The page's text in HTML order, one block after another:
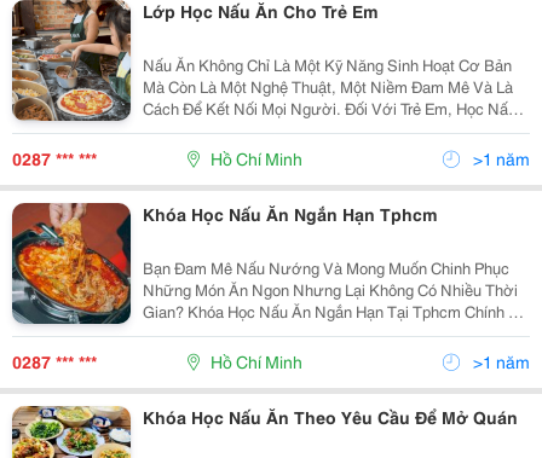
Lớp Học Nấu Ăn Cho Trẻ Em
Nấu Ăn Không Chỉ Là Một Kỹ Năng Sinh Hoạt Cơ Bản
Mà Còn Là Một Nghệ Thuật, Một Niềm Đam Mê Và Là
Cách Để Kết Nối Mọi Người. Đối Với Trẻ Em, Học Nấu
Ăn Từ Nhỏ Mang Lại Vô Số Lợi Ích Thiết Thực, Giúp
Các Em Phát Triển Toàn Diện Về Thể Chất, Trí Tuệ Và...
0287 *** *** Hồ Chí Minh >1 năm
Khóa Học Nấu Ăn Ngắn Hạn Tphcm
Bạn Đam Mê Nấu Nướng Và Mong Muốn Chinh Phục
Những Món Ăn Ngon Nhưng Lại Không Có Nhiều Thời
Gian? Khóa Học Nấu Ăn Ngắn Hạn Tại Tphcm Chính Là
Giải Pháp Hoàn Hảo Dành Cho Bạn! Tham Gia Khóa
Học, Bạn Sẽ Được Trang Bị Kiến Thức Và Kỹ Năng Nấu
Ăn Bài...
0287 *** *** Hồ Chí Minh >1 năm
Khóa Học Nấu Ăn Theo Yêu Cầu Để Mở Quán